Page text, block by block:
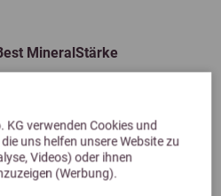
KG verwenden Cookies und
uns helfen unsere Website zu
Videos) oder ihnen
(Werbung).
MineralStärke
32,50 €